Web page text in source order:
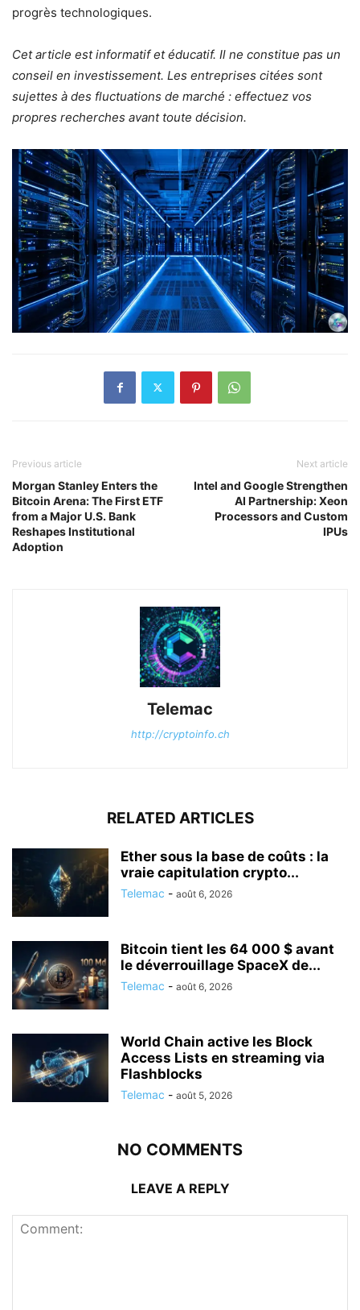
progrès technologiques.
Cet article est informatif et éducatif. Il ne constitue pas un
conseil en investissement. Les entreprises citées sont
sujettes à des fluctuations de marché : effectuez vos
propres recherches avant toute décision.
Previous article
Morgan Stanley Enters the
Bitcoin Arena: The First ETF
from a Major U.S. Bank
Reshapes Institutional
Adoption
Next article
Intel and Google Strengthen
AI Partnership: Xeon
Processors and Custom
IPUs
Telemac
http://cryptoinfo.ch
RELATED ARTICLES
Ether sous la base de coûts : la
vraie capitulation crypto...
Telemac - août 6, 2026
Bitcoin tient les 64 000 $ avant
le déverrouillage SpaceX de...
Telemac - août 6, 2026
World Chain active les Block
Access Lists en streaming via
Flashblocks
Telemac - août 5, 2026
NO COMMENTS
LEAVE A REPLY